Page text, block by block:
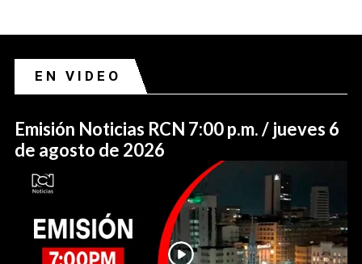
EN VIDEO
Emisión Noticias RCN 7:00 p.m. / jueves 6
de agosto de 2026